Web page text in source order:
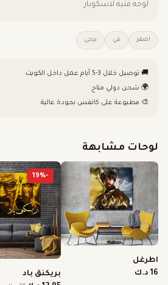
لوحه فنيه لاسكوبار
اصفر بني بيجي
🚚 توصيل خلال 3-5 أيام عمل داخل الكويت
🌍 شحن دولي متاح
🎨 مطبوعة على كانفس بجودة عالية
لوحات مشابهة
اطرغل
16 د.ك
-
19%
بريكنق باد